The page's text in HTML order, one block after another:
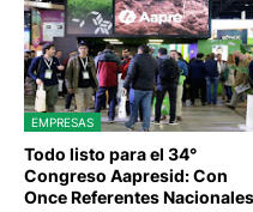
EMPRESAS
Todo listo para el 34°
Congreso Aapresid: Con
Once Referentes Nacionales